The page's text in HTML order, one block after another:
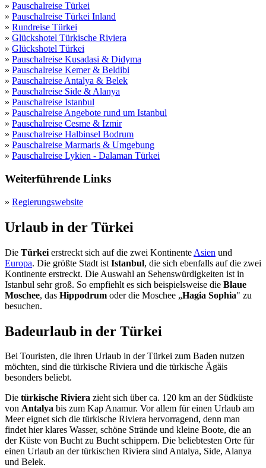
» Pauschalreise Türkei
» Pauschalreise Türkei Inland
» Rundreise Türkei
» Glückshotel Türkische Riviera
» Glückshotel Türkei
» Pauschalreise Kusadasi & Didyma
» Pauschalreise Kemer & Beldibi
» Pauschalreise Antalya & Belek
» Pauschalreise Side & Alanya
» Pauschalreise Istanbul
» Pauschalreise Angebote rund um Istanbul
» Pauschalreise Cesme & Izmir
» Pauschalreise Halbinsel Bodrum
» Pauschalreise Marmaris & Umgebung
» Pauschalreise Lykien - Dalaman Türkei
Weiterführende Links
» Regierungswebsite
Urlaub in der Türkei
Die Türkei erstreckt sich auf die zwei Kontinente Asien und
Europa. Die größte Stadt ist Istanbul, die sich ebenfalls auf die zwei
Kontinente erstreckt. Die Auswahl an Sehenswürdigkeiten ist in
Istanbul sehr groß. So empfiehlt es sich beispielsweise die Blaue
Moschee, das Hippodrum oder die Moschee „Hagia Sophia" zu
besuchen.
Badeurlaub in der Türkei
Bei Touristen, die ihren Urlaub in der Türkei zum Baden nutzen
möchten, sind die türkische Riviera und die türkische Ägäis
besonders beliebt.
Die türkische Riviera zieht sich über ca. 120 km an der Südküste
von Antalya bis zum Kap Anamur. Vor allem für einen Urlaub am
Meer eignet sich die türkische Riviera hervorragend, denn man
findet hier klares Wasser, schöne Strände und kleine Boote, die an
der Küste von Bucht zu Bucht schippern. Die beliebtesten Orte für
einen Urlaub an der türkischen Riviera sind Antalya, Side, Alanya
und Belek.